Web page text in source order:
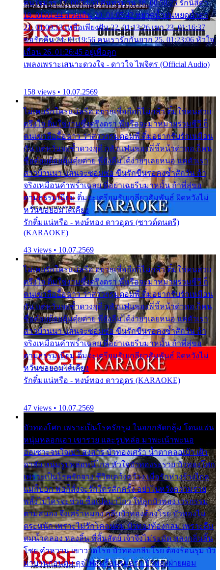
คนใจมาร 17. 00:54:50 คืนทรมาน 18. 00:58:25 รักนี้สีดำ
19. 01:01:44 ส่วนเกิน 20. 01:05:42 หยาดน้ำฝนหยดน้ำตา
21. 01:09:13 เหลือเพียงฝัน 22. 01:13:26 เขา 23. 01:16:37
ขอรักคืน 24. 01:19:56 คนเรารักกันยาก 25. 01:23:06 หัวใจ
เถื่อน 26. 01:26:45 อยู่เพื่อลูก
เพลงเพราะเสนาะดวงใจ - ดาวใจ ไพจิตร (Official Audio)
158 views • 10.07.2569
ไม่เคยรักใครแน่หรือ อยากเชื่อถือก็ไม่กล้า ติ๋มใช่คนสวย
ตรึงใจ ติ๋มใช่งามซึ้งตรึงตรา พี่หรือจะมาหมายร่วมชีวี ก็
คนเขาลืออื้อฉาว ว่าสาวๆรุมตอมพี่ ติ๋มอยากรับรักเหมือน
กัน แต่หวั่นจะช้ำดวงฤดี กลัวแฟนของพี่ชี้หน้าด่าทอ ก็คน
ชื่อต๋อยต้อยตุ้มตุ๋ยต่าย พี่ยังลืมได้ง่ายๆเลยหนอ แค่ตัวเรา
สาวบ้านนา แสนจะซอมซ่อ ขืนรักขืนรอคงช้ำสักวัน ถ้า
จริงเหมือนคำพร่ำเฉลย พี่อย่าเฉยรีบมาหมั้น ถ้าพี่สู่ขอ
ตามธรรมเนียม ติ๋มจะเตรียมรับเกลียวสัมพันธ์ ผิดหวังไม่
หวั่นขอยอมได้เคียง
รักติ๋มแน่หรือ - หงษ์ทอง ดาวอุดร (ซาวด์ดนตรี)
(KARAOKE)
43 views • 10.07.2569
ไม่เคยรักใครแน่หรือ อยากเชื่อถือก็ไม่กล้า ติ๋มใช่คนสวย
ตรึงใจ ติ๋มใช่งามซึ้งตรึงตรา พี่หรือจะมาหมายร่วมชีวี ก็
คนเขาลืออื้อฉาว ว่าสาวๆรุมตอมพี่ ติ๋มอยากรับรักเหมือน
กัน แต่หวั่นจะช้ำดวงฤดี กลัวแฟนของพี่ชี้หน้าด่าทอ ก็คน
ชื่อต๋อยต้อยตุ้มตุ๋ยต่าย พี่ยังลืมได้ง่ายๆเลยหนอ แค่ตัวเรา
สาวบ้านนา แสนจะซอมซ่อ ขืนรักขืนรอคงช้ำสักวัน ถ้า
จริงเหมือนคำพร่ำเฉลย พี่อย่าเฉยรีบมาหมั้น ถ้าพี่สู่ขอ
ตามธรรมเนียม ติ๋มจะเตรียมรับเกลียวสัมพันธ์ ผิดหวังไม่
หวั่นขอยอมได้เคียง
รักติ๋มแน่หรือ - หงษ์ทอง ดาวอุดร (KARAOKE)
47 views • 10.07.2569
บัวทองโศก เพราะเป็นโรครักรุม ในอกกลัดกลุ้ม โดนแฟน
หนุ่มหลอกเอา เขารวย และรูปหล่อ มาพะเน้าพะนอ
ออเซาะจนใจเบา สงสาร บัวทองเศร้า น้ำตาคลอเบ้า เฝ้า
อาลัย หนุ่มรูปหล่อหนีไกล หัวใจบัวทองระรวย บัวทองโศก
เพราะเป็นโรครักจาง ชีวิตเคว้งคว้าง เมื่อรักห่างร้างไกล
แม่ก็บอก พ่อก็สั่งจะรักใครสักครั้ง อย่าไปหวังความรวย
พลั้งไปใครจะช่วย ซื้อเปลมาไกว ให้ลูกบัวทอง เวรกรรม
ตามสนอง จึงเศร้าหมอง กลีบบัวทองต้องโรย บัวทองไม่
ตระหนัก เพราะไม่รักโคลนตม บัวทองท้องกลม เพราะลืม
ตมน้ำคลอง หลงลิ้น ที่สิ้นสัตย์ เจ้าจึงไม่ระมัด หลงกลิ่นลิ้น
โชย คำหวาน เขาวาดโรย บัวทองกลีบโรย ต้องร้อนรุม บัว
มาบานก่อนตูม ดุจไฟสุมร้อนรุมอุรา บัวทองผ่ายผอม